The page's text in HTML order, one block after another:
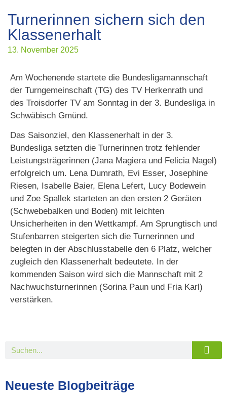
Turnerinnen sichern sich den
Klassenerhalt
13. November 2025
Am Wochenende startete die Bundesligamannschaft
der Turngemeinschaft (TG) des TV Herkenrath und
des Troisdorfer TV am Sonntag in der 3. Bundesliga in
Schwäbisch Gmünd.
Das Saisonziel, den Klassenerhalt in der 3.
Bundesliga setzten die Turnerinnen trotz fehlender
Leistungsträgerinnen (Jana Magiera und Felicia Nagel)
erfolgreich um. Lena Dumrath, Evi Esser, Josephine
Riesen, Isabelle Baier, Elena Lefert, Lucy Bodewein
und Zoe Spallek starteten an den ersten 2 Geräten
(Schwebebalken und Boden) mit leichten
Unsicherheiten in den Wettkampf. Am Sprungtisch und
Stufenbarren steigerten sich die Turnerinnen und
belegten in der Abschlusstabelle den 6 Platz, welcher
zugleich den Klassenerhalt bedeutete. In der
kommenden Saison wird sich die Mannschaft mit 2
Nachwuchsturnerinnen (Sorina Paun und Fria Karl)
verstärken.
Neueste Blogbeiträge